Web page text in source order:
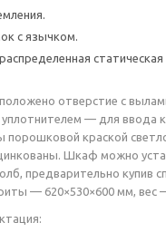
с язычком.
статическая
отверстие с
— для ввода
краской
Шкаф можно
предварительно купив
— 620×530×600 мм, вес